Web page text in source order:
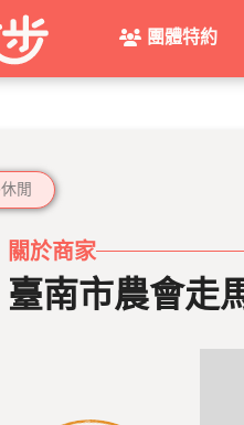
團體特約
休閒
關於商家
臺南市農會走